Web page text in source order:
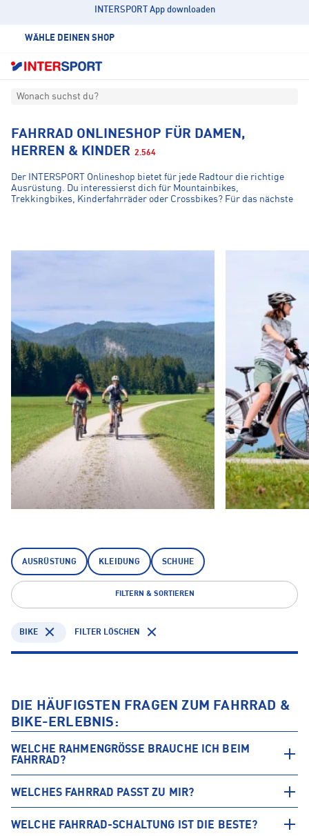
INTERSPORT App downloaden
WÄHLE DEINEN SHOP
Wonach suchst du?
FAHRRAD ONLINESHOP FÜR DAMEN,
HERREN & KINDER 2.564
Der INTERSPORT Onlineshop bietet für jede Radtour die richtige
Ausrüstung. Du interessierst dich für Mountainbikes,
Trekkingbikes, Kinderfahrräder oder Crossbikes? Für das nächste
AUSRÜSTUNG KLEIDUNG SCHUHE
FILTERN & SORTIEREN
BIKE FILTER LÖSCHEN
DIE HÄUFIGSTEN FRAGEN ZUM FAHRRAD &
BIKE-ERLEBNIS:
WELCHE RAHMENGRÖSSE BRAUCHE ICH BEIM F
AHRRAD?
WELCHES FAHRRAD PASST ZU MIR?
WELCHE FAHRRAD-SCHALTUNG IST DIE BESTE?